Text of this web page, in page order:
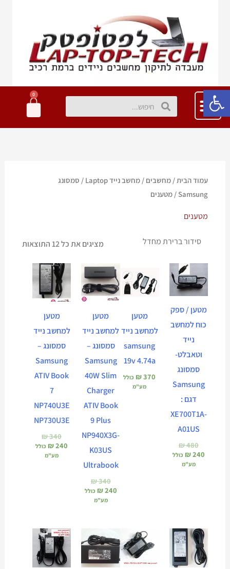
פתח סרגל נגישות חיפושחיפוש
0
עגלת
קניות
עמוד הבית/ מחשבים / מחשב נייד Laptop / סמסונג
Samsung / מטענים
מטענים
מציגים את כל ⁦12⁩ התוצאות
מטען / ספק
כוח למחשב
נייד
וטאבלט-
סמסונג
Samsung
דגם :
XE700T1A-
A01US
₪480
המקורי
היה:
₪ 480.
₪240
המחיר
הנוכחי
הוא:
₪ 240.
כולל
מע"מ
מטען
למחשב נייד
samsung
19v 4.74a
₪370
כולל
מע"מ
מטען
למחשב נייד
סמסונג –
Samsung
40W Slim
Charger
ATIV Book
9 Plus
NP940X3G-
K03US
Ultrabook
₪340
המחיר
המקורי
היה:
₪ 340.
₪240
המחיר
הנוכחי
הוא:
₪ 240.
כולל
מע"מ
מטען
למחשב נייד
סמסונג –
Samsung
ATIV Book
7
NP740U3E
NP730U3E
₪340
המחיר
המקורי
היה:
₪ 340.
₪240
המחיר
הנוכחי
הוא:
₪ 240.
כולל
מע"מ
המחיר
המקורי
היה:
₪ 340.
המחיר
הנוכחי
הוא:
₪ 240.
המקורי
היה:
₪ 350.
המחיר
הנוכחי
הוא:
₪ 250.
המחיר
המקורי
היה:
₪ 350.
המחיר
הנוכחי
הוא:
₪ 250.